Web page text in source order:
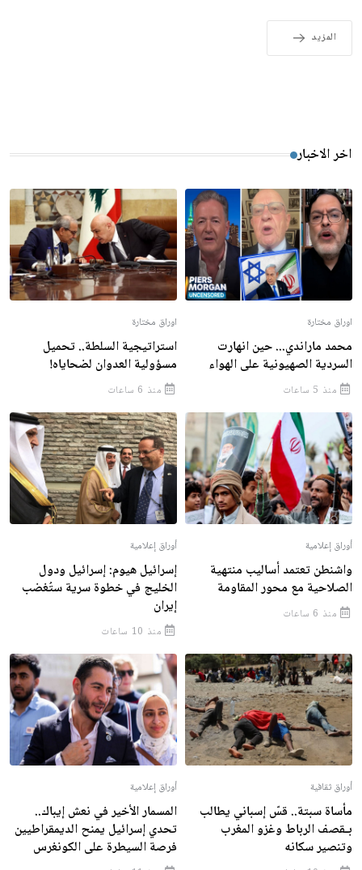
المزيد
اخر الاخبار
اوراق مختارة
محمد ماراندي... حين انهارت
السردية الصهيونية على الهواء
منذ 5 ساعات
اوراق مختارة
استراتيجية السلطة.. تحميل
مسؤولية العدوان لضحاياه!
منذ 6 ساعات
أوراق إعلامية
واشنطن تعتمد أساليب منتهية
الصلاحية مع محور المقاومة
منذ 6 ساعات
أوراق إعلامية
إسرائيل هيوم: إسرائيل ودول
الخليج في خطوة سرية ستُغضب
إيران
منذ 10 ساعات
أوراق ثقافية
مأساة سبتة.. قسّ إسباني يطالب
بـقصف الرباط وغزو المغرب
وتنصير سكانه
أوراق إعلامية
المسمار الأخير في نعش إيباك..
تحدي إسرائيل يمنح الديمقراطيين
فرصة السيطرة على الكونغرس